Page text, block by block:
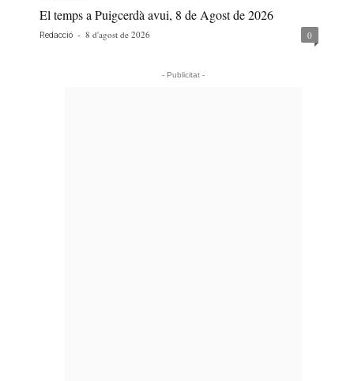
El temps a Puigcerdà avui, 8 de Agost de 2026
Redacció - 8 d'agost de 2026 0
- Publicitat -